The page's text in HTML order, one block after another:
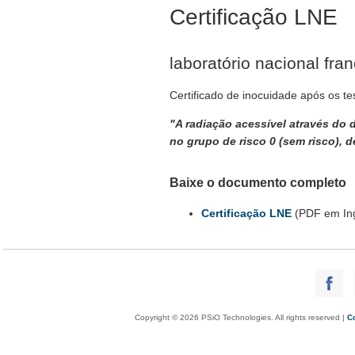
Certificação LNE
laboratório nacional
Certificado de inocuidade após os
"A radiação acessível através do
no grupo de risco 0 (sem risco),
Baixe o documento completo
Certificação LNE (PDF em
Copyright © 2026 PSiO Technologies. All rights reserved |